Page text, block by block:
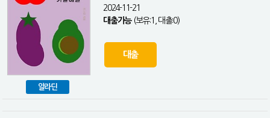
알라딘
2024-11-21
대출가능(보유:1, 대출:0)
대출